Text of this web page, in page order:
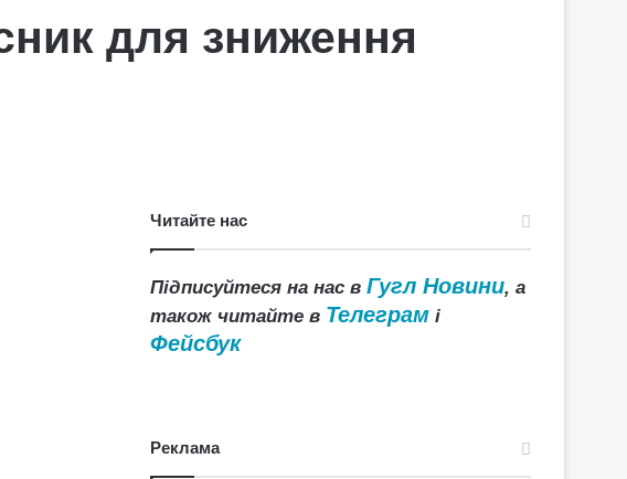
для зниження
Читайте нас
Підписуйтеся на нас вГугл Новини, а
також читайте в Телеграм і
Фейсбук
Реклама